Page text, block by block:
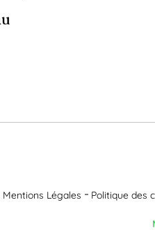
Mentions Légales Politique des